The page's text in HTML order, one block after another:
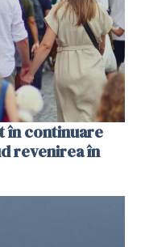
în continuare
revenirea în